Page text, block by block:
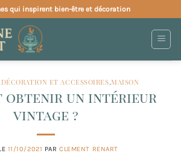
qui inspirent bien-être et décoration
DÉCORATION ET ACCESSOIRES,MAISON
obtenir un intérieur
vintage ?
11/10/2021 PARCLEMENT RENART